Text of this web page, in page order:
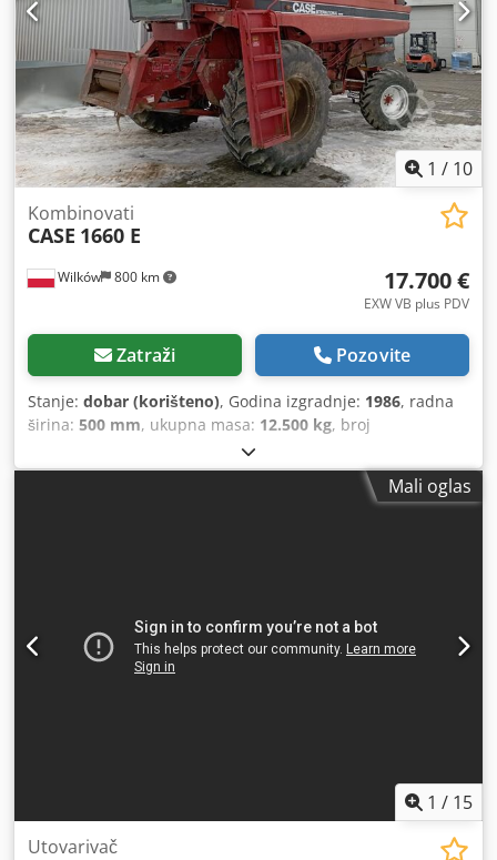
1 / 10
Wilków 800 km
Kombinovati
CASE 1660 E
17.700 €
EXW VB plus PDV
Zatraži Pozovite
Stanje: dobar (korišteno), Godina izgradnje: 1986, radna
širina: 500 mm, ukupna masa: 12.500 kg, broj
Mali oglas
1 / 15
Utovarivač